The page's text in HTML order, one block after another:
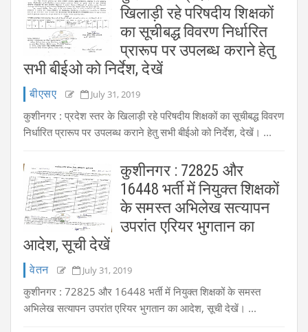
खिलाड़ी रहे परिषदीय शिक्षकों
का सूचीबद्ध विवरण निर्धारित
प्रारूप पर उपलब्ध कराने हेतु
सभी बीईओ को निर्देश, देखें
बीएसए July 31, 2019
कुशीनगर : प्रदेश स्तर के खिलाड़ी रहे परिषदीय शिक्षकों का सूचीबद्ध विवरण
निर्धारित प्रारूप पर उपलब्ध कराने हेतु सभी बीईओ को निर्देश, देखें। ...
कुशीनगर : 72825 और
16448 भर्ती में नियुक्त शिक्षकों
के समस्त अभिलेख सत्यापन
उपरांत एरियर भुगतान का
आदेश, सूची देखें
वेतन July 31, 2019
कुशीनगर : 72825 और 16448 भर्ती में नियुक्त शिक्षकों के समस्त
अभिलेख सत्यापन उपरांत एरियर भुगतान का आदेश, सूची देखें। ...